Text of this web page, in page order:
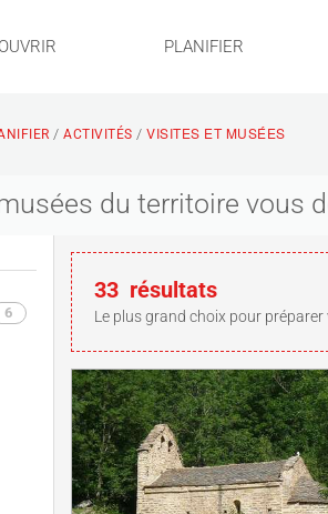
PLANIFIER
/ ACTIVITÉS / VISITES ET MUSÉES
du territoire vous
6
33 résultats
Le plus grand choix pour